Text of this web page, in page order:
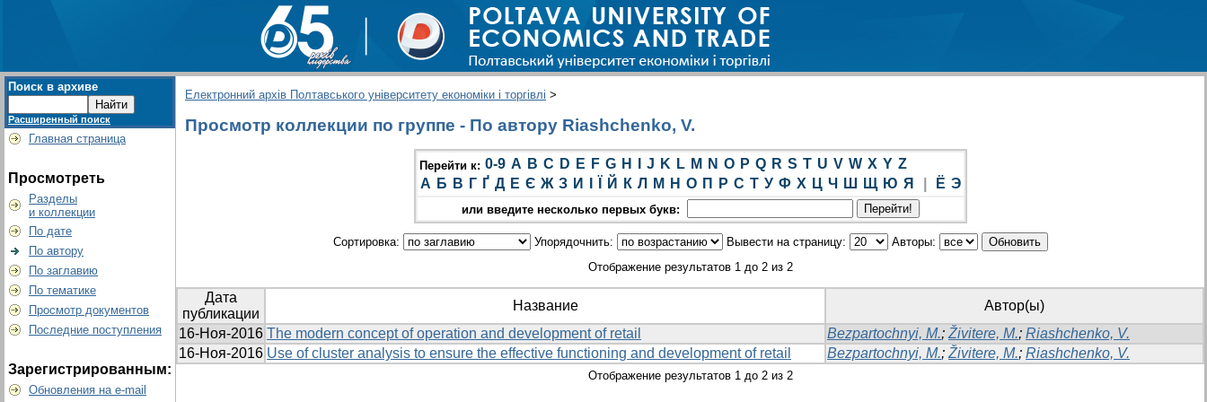
Поиск в архиве
Расширенный поиск
Главная страница
Просмотреть
Разделы
и коллекции
По дате
По автору
По заглавию
По тематике
Просмотр документов
Последние поступления
Зарегистрированным:
Обновления на e-mail
Електронний архів Полтавського університету економіки і торгівлі >
Просмотр коллекции по группе - По автору Riashchenko, V.
Перейти к: 0-9 A B C D E F G H J K L M N O P Q R S T U V W X Y Z
А Б В Г Ґ Д Е Є Ж З И Й К Л М Н О П Р С Т У Ф Х Ц Ч Ш Щ Ю Я Ё Э
или введите несколько первых букв:
Сортировка: Упорядочнить: Вывести на страницу:
Авторы:
Отображение результатов 1 до 2 из 2
Дата
публикации
Название
Автор(ы)
16-Ноя-2016 The modern concept of operation and development of retail Bezpartochnyi, M.; Živitere, M.; Riashchenko, V.
16-Ноя-2016 Use of cluster analysis to ensure the effective functioning and development of retail Bezpartochnyi, M.; Živitere, M.; Riashchenko, V.
Отображение результатов 1 до 2 из 2